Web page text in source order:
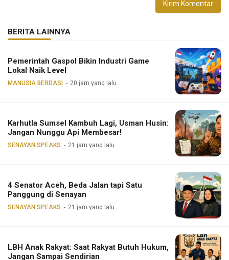
BERITA LAINNYA
Pemerintah Gaspol Bikin Industri Game
Lokal Naik Level
MANUSIA BERDASI 20 jam yang lalu
Karhutla Sumsel Kambuh Lagi, Usman Husin:
Jangan Nunggu Api Membesar!
SENAYAN SPEAKS 21 jam yang lalu
4 Senator Aceh, Beda Jalan tapi Satu
Panggung di Senayan
SENAYAN SPEAKS 21 jam yang lalu
LBH Anak Rakyat: Saat Rakyat Butuh Hukum,
Jangan Sampai Sendirian